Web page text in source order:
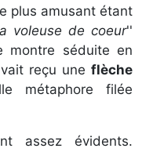
plus amusant étant
voleuse de coeur''
séduite en
reçu une flèche
métaphore filée
assez évidents.